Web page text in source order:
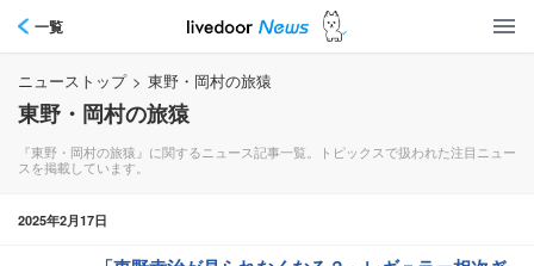
一覧
ニューストップ > 東野・岡村の旅猿
東野・岡村の旅猿
『東野・岡村の旅猿』に関するニュース記事一覧。トピックスで扱われた注目ニュー
スを掲載しています。
2025年2月17日